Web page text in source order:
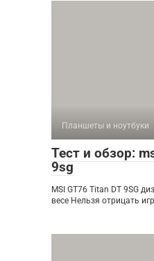
Планшеты и ноутбуки
Тест и обзор:
9sg
MSI GT76 Titan DT 9SG
весе Нельзя отрицать